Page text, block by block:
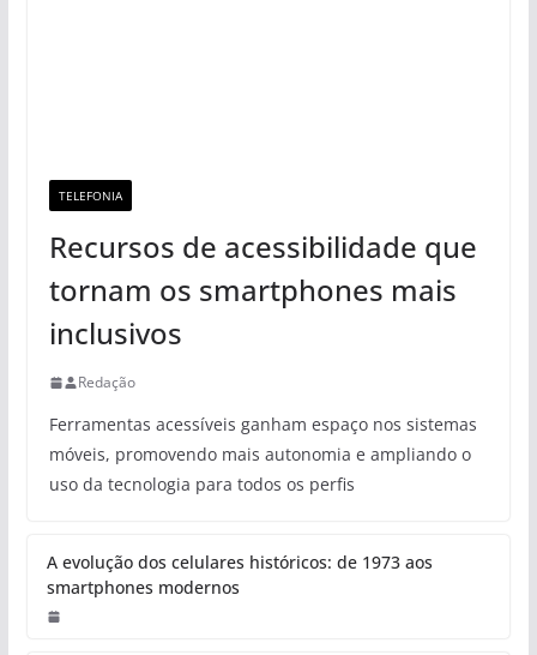
TELEFONIA
Recursos de acessibilidade que
tornam os smartphones mais
inclusivos
Redação
Ferramentas acessíveis ganham espaço nos sistemas
móveis, promovendo mais autonomia e ampliando o
uso da tecnologia para todos os perfis
A evolução dos celulares históricos: de 1973 aos
smartphones modernos